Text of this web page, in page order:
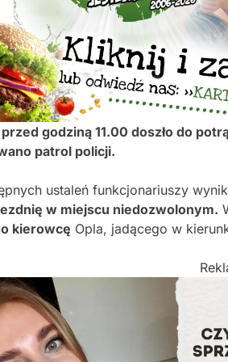
godziną 11.00 doszło do
patrol policji.
ustaleń funkcjonariuszy
w miejscu niedozwolonym.
kierowcę Opla, jadącego w